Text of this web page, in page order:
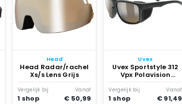
Head
Head Radar/rachel
Xs/s Lens Grijs
Vergelijk bij
1 shop
Vanaf
€ 50,99
Uvex
Uvex Sportstyle 312
Vpx Polavision
Fotochrome
Gepolariseerde
Zonnebril
Vergelijk bij
1 shop
Vanaf
€ 91,49